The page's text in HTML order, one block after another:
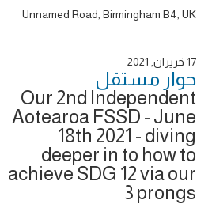
Unnamed Road, Birmingham B4, UK
17 حَزِيرَان, 2021
حوار ‎مستقل
Our 2nd Independent
Aotearoa FSSD - June
18th 2021 - diving
deeper in to how to
achieve SDG 12 via our
3 prongs